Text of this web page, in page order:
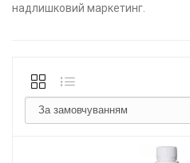
надлишковий маркетинг.